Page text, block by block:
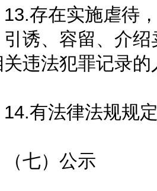
存在实施虐待，
引诱、容留、介
关违法犯罪记录的
有法律法规规定
）公示